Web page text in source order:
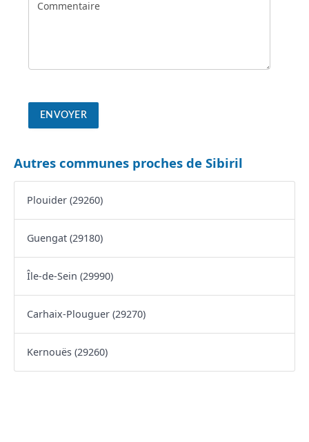
Autres communes proches de Sibiril
Plouider (29260)
Guengat (29180)
Île-de-Sein (29990)
Carhaix-Plouguer (29270)
Kernouës (29260)